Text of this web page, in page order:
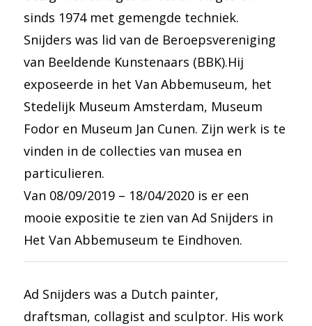
sinds 1974 met gemengde techniek.
Snijders was lid van de Beroepsvereniging
van Beeldende Kunstenaars (BBK).Hij
exposeerde in het Van Abbemuseum, het
Stedelijk Museum Amsterdam, Museum
Fodor en Museum Jan Cunen. Zijn werk is te
vinden in de collecties van musea en
particulieren.
Van 08/09/2019 – 18/04/2020 is er een
mooie expositie te zien van Ad Snijders in
Het Van Abbemuseum te Eindhoven.
Ad Snijders was a Dutch painter,
draftsman, collagist and sculptor. His work